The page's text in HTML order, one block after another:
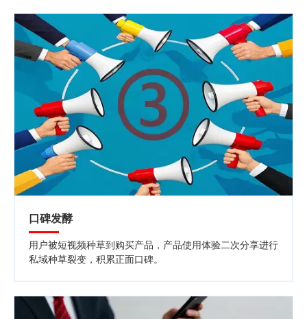
口碑发酵
用户被短视频种草到购买产品，产品使用体验二次分享进行
私域种草裂变，积累正面口碑。